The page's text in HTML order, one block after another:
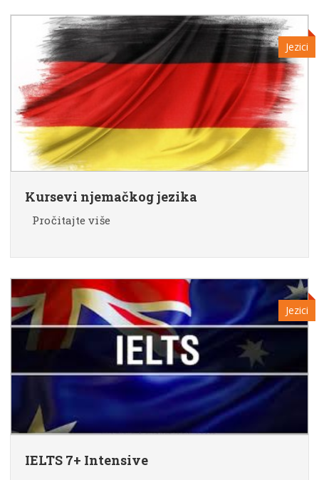
Jezici
Kursevi njemačkog jezika
Pročitajte više
Jezici
IELTS 7+ Intensive